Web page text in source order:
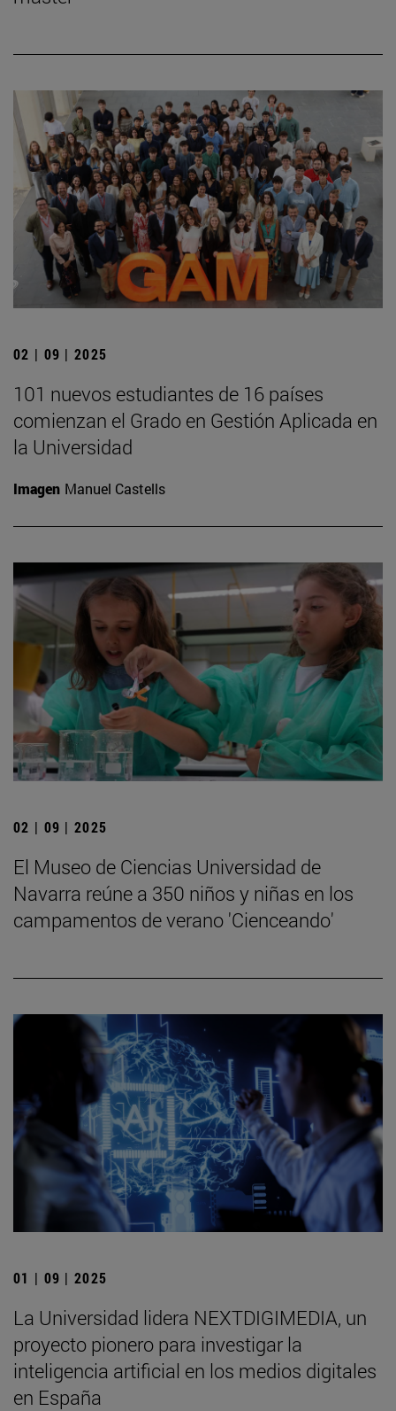
02 | 09 | 2025
101 nuevos estudiantes de 16 países
comienzan el Grado en Gestión Aplicada en
la Universidad
Imagen Manuel Castells
02 | 09 | 2025
El Museo de Ciencias Universidad de
Navarra reúne a 350 niños y niñas en los
campamentos de verano 'Cienceando'
01 | 09 | 2025
La Universidad lidera NEXTDIGIMEDIA, un
proyecto pionero para investigar la
inteligencia artificial en los medios digitales
en España